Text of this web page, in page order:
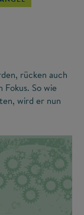
rücken auch
So wie
wird er nun